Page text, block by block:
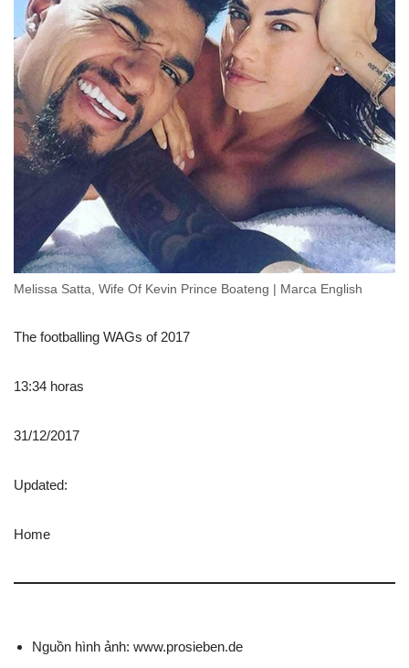
Melissa Satta, Wife Of Kevin Prince Boateng | Marca English
The footballing WAGs of 2017
13:34 horas
31/12/2017
Updated:
Home
Nguồn hình ảnh: www.prosieben.de